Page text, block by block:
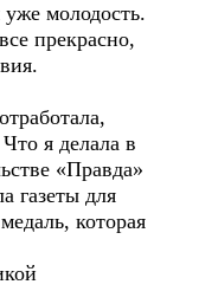
молодость.
прекрасно,
я делала в
«Правда»
газеты для
которая